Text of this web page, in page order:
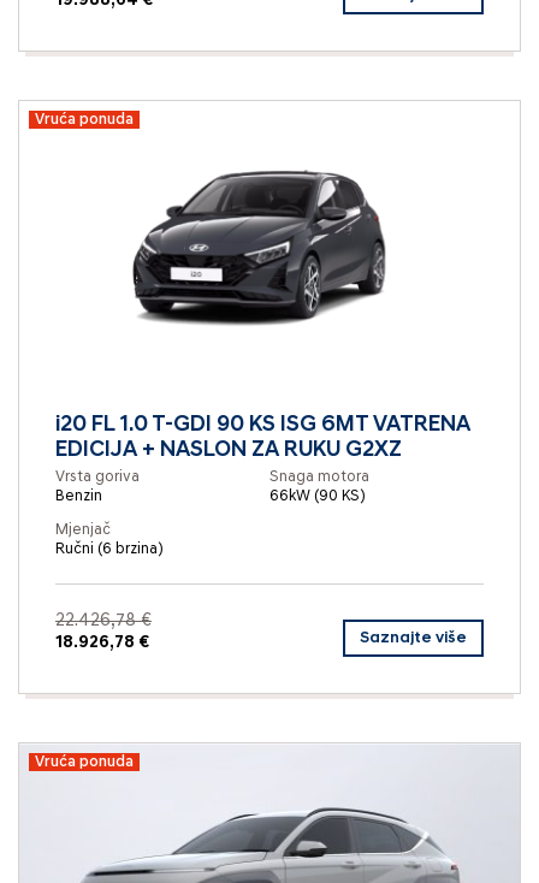
Vruća ponuda
i20 FL 1.0 T-GDI 90 KS ISG 6MT VATRENA
EDICIJA + NASLON ZA RUKU G2XZ
Vrsta goriva
Benzin
Snaga motora
66kW (90 KS)
Mjenjač
Ručni (6 brzina)
22.426,78 €
18.926,78 €
Saznajte više
Vruća ponuda